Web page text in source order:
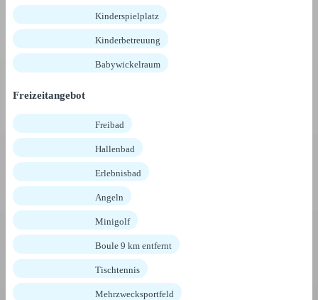
Kinderspielplatz
Kinderbetreuung
Babywickelraum
Freizeitangebot
Freibad
Hallenbad
Erlebnisbad
Angeln
Minigolf
Boule 9 km entfernt
Tischtennis
Mehrzwecksportfeld